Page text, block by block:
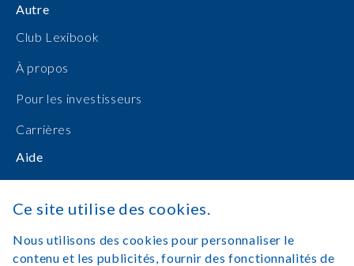
Autre
Club Lexibook
À propos
Pour les investisseurs
Carrières
Aide
Manuels d'utilisation
Achats en ligne
Nous contacter
Ce site utilise des cookies.
Nous utilisons des cookies pour personnaliser le
contenu et les publicités, fournir des fonctionnalités de